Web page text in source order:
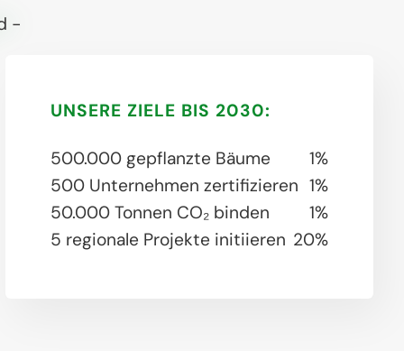
UNSERE ZIELE BIS 2030:
500.000 gepflanzte Bäume
1%
500 Unternehmen zertifizieren 1%
50.000 Tonnen CO₂ binden
1%
5 regionale Projekte initiieren 20%